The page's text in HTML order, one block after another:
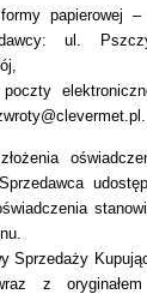
papierowej –
ul.
Sprzedaży
z